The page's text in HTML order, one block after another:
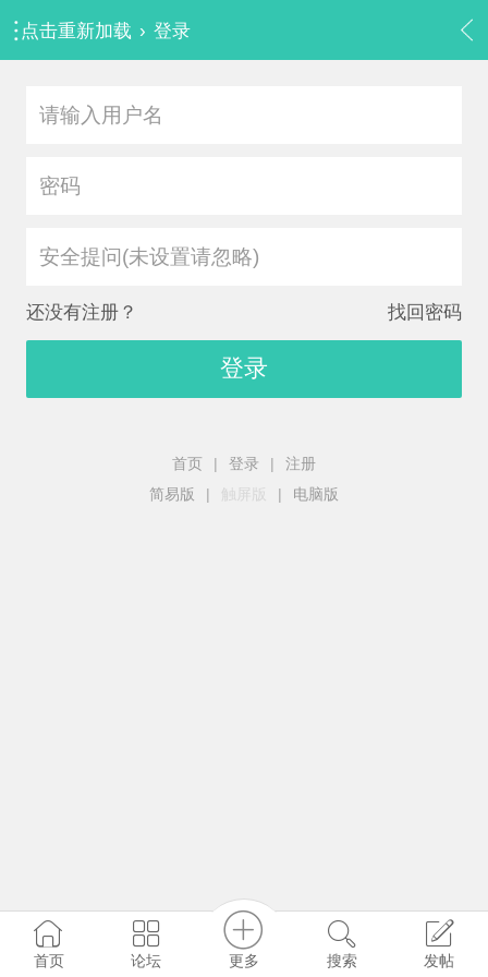
点击重新加载 › 登录
安全提问(未设置请忽略)
还没有注册？ 找回密码
登录
首页 | 登录 |
注册
简易版
| 触屏版 | 电脑版
首页 论坛 更多 搜索 发帖